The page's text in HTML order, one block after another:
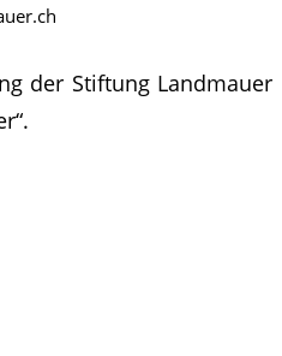
der Stiftung Landmauer